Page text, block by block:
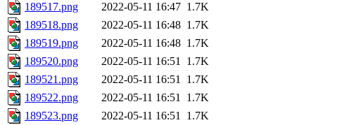
189517.png
2022-05-11 16:47 1.7K
189518.png
2022-05-11 16:48 1.7K
189519.png
2022-05-11 16:48 1.7K
189520.png
2022-05-11 16:51 1.7K
189521.png
2022-05-11 16:51 1.7K
189522.png
2022-05-11 16:51 1.7K
189523.png
2022-05-11 16:51 1.7K